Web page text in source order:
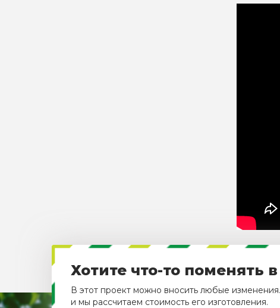
Хотите что-то поменять
В этот проект можно вносить любые
и мы рассчитаем стоимость его изготовления.